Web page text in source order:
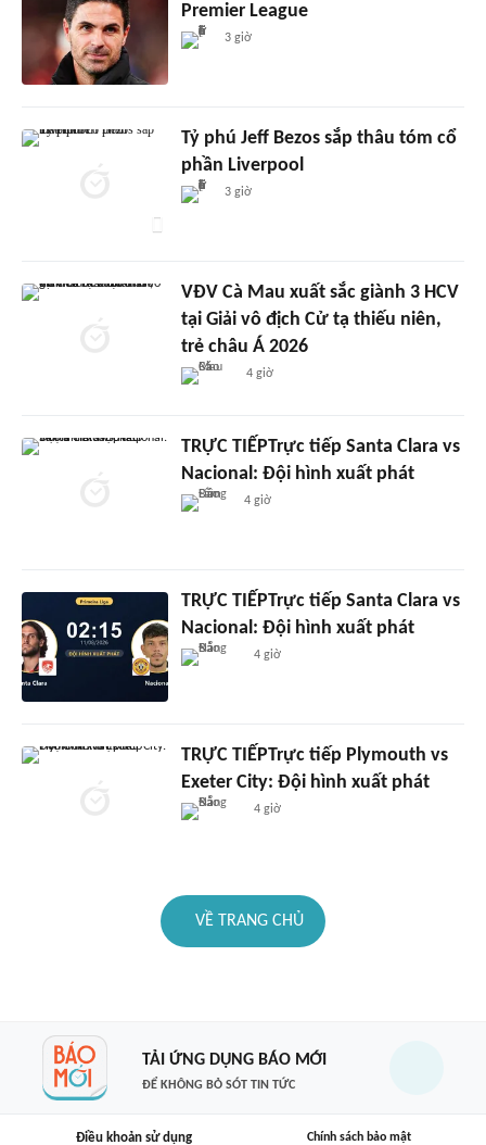
Premier League
3 giờ
Tỷ phú Jeff Bezos sắp thâu tóm cổ
phần Liverpool
3 giờ
VĐV Cà Mau xuất sắc giành 3 HCV
tại Giải vô địch Cử tạ thiếu niên,
trẻ châu Á 2026
4 giờ
TRỰC TIẾPTrực tiếp Santa Clara vs
Nacional: Đội hình xuất phát
4 giờ
TRỰC TIẾPTrực tiếp Santa Clara vs
Nacional: Đội hình xuất phát
4 giờ
TRỰC TIẾPTrực tiếp Plymouth vs
Exeter City: Đội hình xuất phát
4 giờ
VỀ TRANG CHỦ
TẢI ỨNG DỤNG BÁO MỚI
ĐỂ KHÔNG BỎ SÓT TIN TỨC
Điều khoản sử dụng Chính sách bảo mật